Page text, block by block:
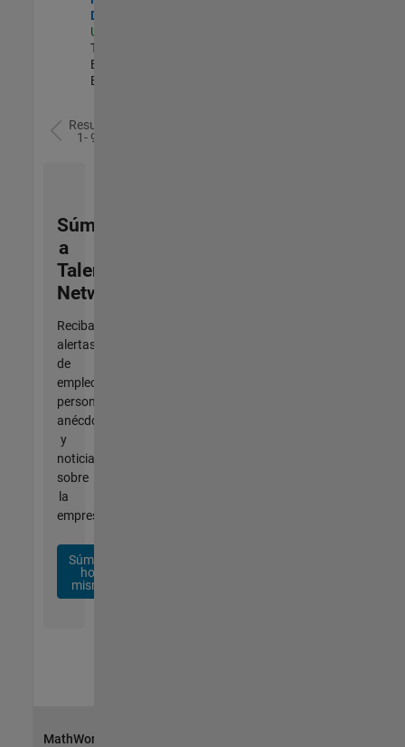
Defense
US-OH-Dayton
Technical Sales
Engineering |
Experimentado
Resultados
1- 9 de
Súmese
a
Talent
Network
Reciba
alertas
de
empleo
personalizadas,
anécdotas
y
noticias
sobre
la
empresa.
Súmese
hoy
mismo
MathWorks